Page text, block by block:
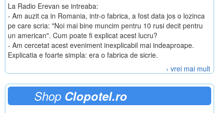
La Radio Erevan se intreaba:
- Am auzit ca in Romania, intr-o fabrica, a fost data jos o lozinca
pe care scria: "Noi mai bine muncim pentru 10 rusi decit pentru
un american". Cum poate fi explicat acest lucru?
- Am cercetat acest eveniment inexplicabil mai indeaproape.
Explicatia e foarte simpla: era o fabrica de sicrie.
› vrei mai mult
Shop Clopotel.ro